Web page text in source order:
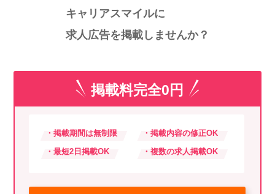
介護の資格取得について
介護のリスキリング
スマイルカのsmileコラム
キャリアスマイルに
求人広告を掲載しませんか？
掲載料完全0円
・掲載期間は無制限
・掲載内容の修正OK
・最短2日掲載OK
・複数の求人掲載OK